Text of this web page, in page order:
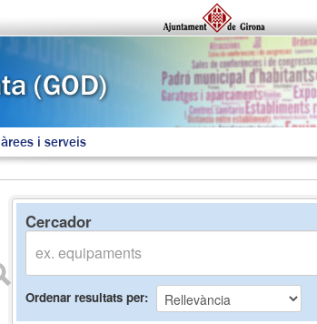
i serveis
Cercador
Ordenar resultats per